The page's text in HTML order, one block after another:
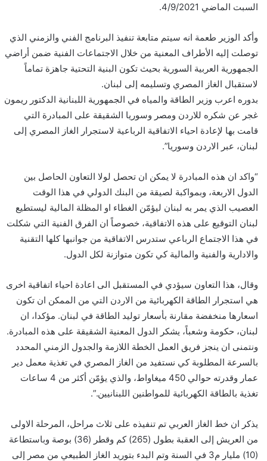
السبت الماضي 4/9/2021.
وأكد الوزير طعمة انه سيتم متابعة تنفيذ البرنامج الفني والزمني الذي
توصلت إليه الأطراف المعنية من خلال الاجتماعات الفنية ضمن أراضي
الجمهورية العربية السورية بحيث تكون البنية التحتية جاهزة تماماً
لاستقبال الغاز المصري وتسليمه إلى لبنان.
بدوره اعرب وزير الطاقة والمياه في الجمهورية اللبنانية الدكتور ريمون
غجر عن شكره للاردن ومصر وسوريا الشقيقة على المبادرة التي
قامت بها لإعادة احياء الاتفاقية الرباعية لاستجرار الغاز المصري إلى
لبنان، عبر الاردن وسوريا”.
“واكد ان هذه المبادرة لا يمكن ان تحصل لولا التعاون الحاصل بين
الدول الاربعة، وبمواكبة لصيقة من البنك الدولي في هذا الوقت
العصيب الذي يمر به لبنان ليؤمّن الغطاء او المظلة المالية ليستطيع
لبنان التوقيع على هذه الاتفاقية، خصوصاً ان الفرق الفنية التي شكلت
في هذا الاجتماع الرباعي ستدرس الاتفاقية من جوانبها كلها التقنية
والادارية والفنية والمالية كي تكون متوازنة لكل الدول.
وقال، هذا التعاون سيؤدي في المستقبل الى اعادة احياء اتفاقية اخرى
هي استجرار الطاقة الكهربائية من الاردن التي من الممكن ان تكون
اسعارها منخفضة مقارنة بأسعار توليد الطاقة في لبنان. مؤكدا، ان
لبنان، حكومة وشعباً، يشكر الدول المعنية الشقيقة على هذه المبادرة.
ونتمنى ان ينجز فريق العمل الخطة اللازمة والجدول الزمني المحدد
بالسرعة المطلوبة كي نستفيد من الغاز المصري في تغذية معمل دير
عمار وقدرته حوالي 450 ميغاواط، والذي يؤمّن أكثر من 4 ساعات
تغذية بالطاقة الكهربائية للمواطنين اللبنانيين.”.
يذكر ان خط الغاز العربي تم تنفيذه على ثلاث مراحل، المرحلة الاولى
من العريش إلى العقبة بطول (265) كم وقطر (36) بوصة وباستطاعة
(10) مليار م3 في السنة وتم البدء بتوريد الغاز الطبيعي من مصر إلى